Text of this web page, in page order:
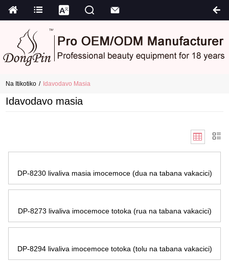
Na Itikotiko Idavodavo Masia
Idavodavo masia
DP-8230 livaliva masia imocemoce (dua na tabana vakacici)
DP-8273 livaliva imocemoce totoka (rua na tabana vakacici)
DP-8294 livaliva imocemoce totoka (tolu na tabana vakacici)